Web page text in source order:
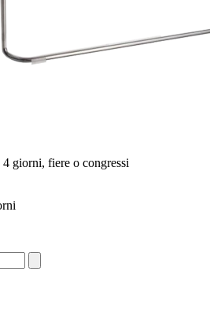
giorni, fiere o congressi